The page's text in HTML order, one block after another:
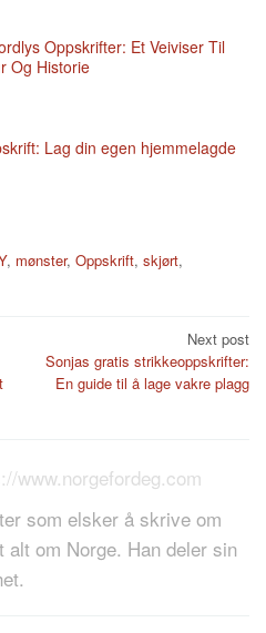
Oppskrifter: Et Veiviser Til
Og Historie
Lag din egen hjemmelagde
, mønster, Oppskrift, skjørt,
Next post
Sonjas gratis strikkeoppskrifter:
En guide til å lage vakre plagg
www.norgefordeg.com
som elsker å skrive om
om Norge. Han deler sin